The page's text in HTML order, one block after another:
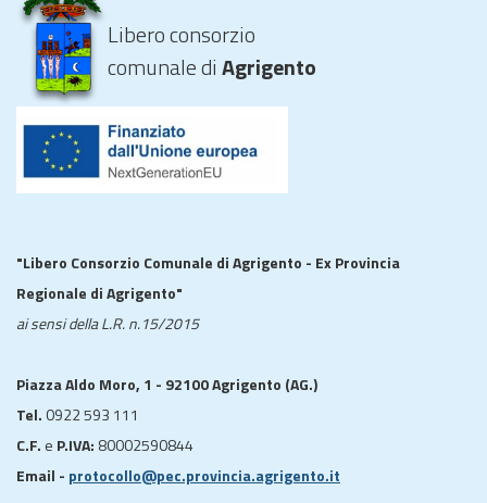
Libero consorzio
comunale diAgrigento
"Libero Consorzio Comunale di Agrigento - Ex Provincia
Regionale di Agrigento"
ai sensi della L.R. n.15/2015
Piazza Aldo Moro, 1 - 92100 Agrigento (AG.)
Tel. 0922 593 111
C.F. e P.IVA: 80002590844
Email - protocollo@pec.provincia.agrigento.it